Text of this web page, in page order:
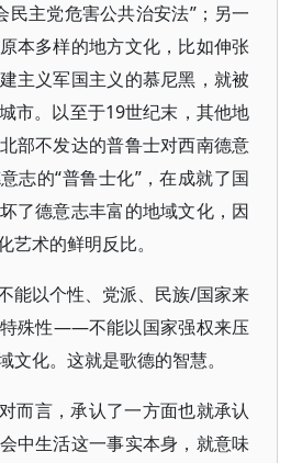
民主党危害公共治安法”；另一
本多样的地方文化，比如伸张
主义军国主义的慕尼黑，就被
市。以至于19世纪末，其他地
部不发达的普鲁士对西南德意
志的“普鲁士化”，在成就了国
了德意志丰富的地域文化，因
艺术的鲜明反比。
以个性、党派、民族/国家来
殊性——不能以国家强权来压
文化。这就是歌德的智慧。
而言，承认了一方面也就承认
中生活这一事实本身，就意味